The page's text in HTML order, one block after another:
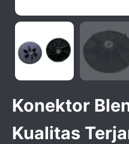
Konektor
Kualitas